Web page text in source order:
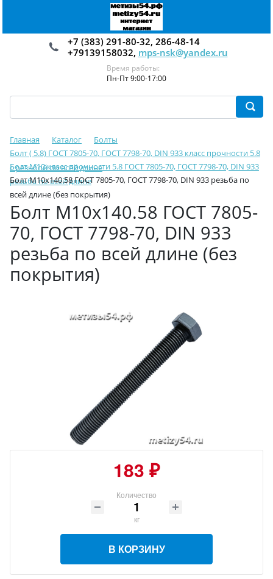
+7 (383) 291-80-32, 286-48-14
+79139158032, mps-nsk@yandex.ru
Время работы:
Пн-Пт 9:00-17:00
Главная Каталог
Болты
Болт ( 5.8) ГОСТ 7805-70, ГОСТ 7798-70, DIN 933 класс прочности 5.8
с резьбой по всей длине
Болт М10 класс прочности 5.8 ГОСТ 7805-70, ГОСТ 7798-70, DIN 933
резьба по всей длине
Болт М10х140.58 ГОСТ 7805-70, ГОСТ 7798-70, DIN 933 резьба по
всей длине (без покрытия)
Болт М10х140.58 ГОСТ 7805-
70, ГОСТ 7798-70, DIN 933
резьба по всей длине (без
покрытия)
183 ₽
Количество
кг
В КОРЗИНУ